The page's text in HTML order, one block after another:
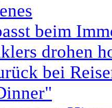
beim
drohen
bei